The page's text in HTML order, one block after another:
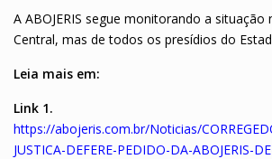
A ABOJERIS segue monitorando a situação
Central, mas de todos os presídios do
Leia mais em:
Link 1.
https://abojeris.com.br/Noticias/
JUSTICA-DEFERE-PEDIDO-DA-ABOJERIS-